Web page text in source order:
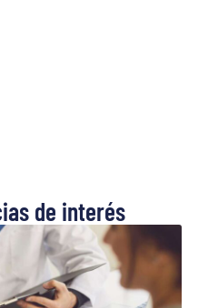
de interés